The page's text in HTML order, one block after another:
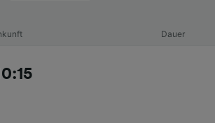
Dauer